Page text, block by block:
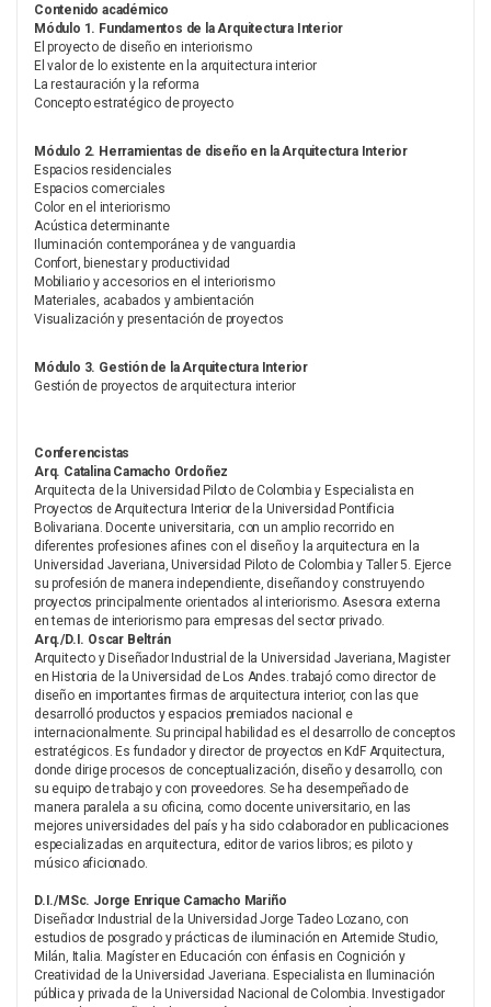
Contenido académico
Módulo 1. Fundamentos de la Arquitectura Interior
El proyecto de diseño en interiorismo
El valor de lo existente en la arquitectura interior
La restauración y la reforma
Concepto estratégico de proyecto
Módulo 2. Herramientas de diseño en la Arquitectura Interior
Espacios residenciales
Espacios comerciales
Color en el interiorismo
Acústica determinante
Iluminación contemporánea y de vanguardia
Confort, bienestar y productividad
Mobiliario y accesorios en el interiorismo
Materiales, acabados y ambientación
Visualización y presentación de proyectos
Módulo 3. Gestión de la Arquitectura Interior
Gestión de proyectos de arquitectura interior
Conferencistas
Arq. Catalina Camacho Ordoñez
Arquitecta de la Universidad Piloto de Colombia y Especialista en
Proyectos de Arquitectura Interior de la Universidad Pontificia
Bolivariana. Docente universitaria, con un amplio recorrido en
diferentes profesiones afines con el diseño y la arquitectura en la
Universidad Javeriana, Universidad Piloto de Colombia y Taller 5. Ejerce
su profesión de manera independiente, diseñando y construyendo
proyectos principalmente orientados al interiorismo. Asesora externa
en temas de interiorismo para empresas del sector privado.
Arq./D.I. Oscar Beltrán
Arquitecto y Diseñador Industrial de la Universidad Javeriana, Magister
en Historia de la Universidad de Los Andes. trabajó como director de
diseño en importantes firmas de arquitectura interior, con las que
desarrolló productos y espacios premiados nacional e
internacionalmente. Su principal habilidad es el desarrollo de conceptos
estratégicos. Es fundador y director de proyectos en KdF Arquitectura,
donde dirige procesos de conceptualización, diseño y desarrollo, con
su equipo de trabajo y con proveedores. Se ha desempeñado de
manera paralela a su oficina, como docente universitario, en las
mejores universidades del país y ha sido colaborador en publicaciones
especializadas en arquitectura, editor de varios libros; es piloto y
músico aficionado.
D.I./MSc. Jorge Enrique Camacho Mariño
Diseñador Industrial de la Universidad Jorge Tadeo Lozano, con
estudios de posgrado y prácticas de iluminación en Artemide Studio,
Milán, Italia. Magíster en Educación con énfasis en Cognición y
Creatividad de la Universidad Javeriana. Especialista en Iluminación
pública y privada de la Universidad Nacional de Colombia. Investigador